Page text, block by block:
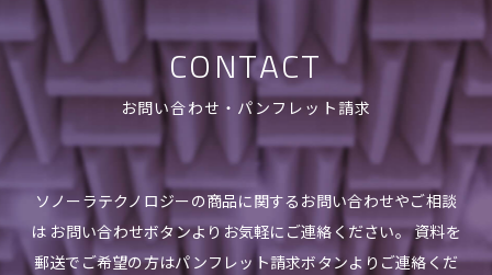
CONTACT
お問い合わせ・パンフレット請求
ソノーラテクノロジーの商品に関するお問い合わせやご相談
は お問い合わせボタンよりお気軽にご連絡ください。 資料を
郵送でご希望の方はパンフレット請求ボタンよりご連絡くだ